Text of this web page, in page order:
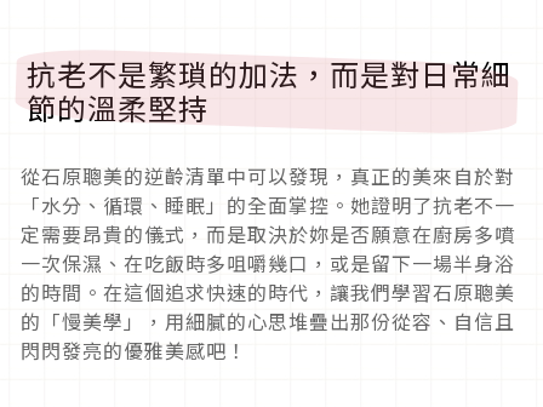
抗老不是繁瑣的加法，而是對日常細
節的溫柔堅持
從石原聰美的逆齡清單中可以發現，真正的美來自於對
「水分、循環、睡眠」的全面掌控。她證明了抗老不一
定需要昂貴的儀式，而是取決於妳是否願意在廚房多噴
一次保濕、在吃飯時多咀嚼幾口，或是留下一場半身浴
的時間。在這個追求快速的時代，讓我們學習石原聰美
的「慢美學」，用細膩的心思堆疊出那份從容、自信且
閃閃發亮的優雅美感吧！